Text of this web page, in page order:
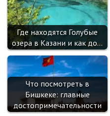
Где находятся Голубые
озера в Казани и как до…
Что посмотреть в
Бишкеке: главные
достопримечательности